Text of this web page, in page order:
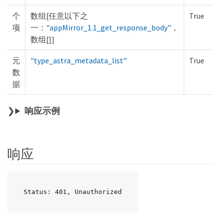
个
项
数组[任意以下之
一： "appMirror_1.1_get_response_body" ，
数组[]]
True
元
数
据
"type_astra_metadata_list" True
响应示例
响应
Status: 401, Unauthorized